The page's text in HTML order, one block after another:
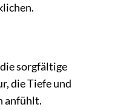
sorgfältige
die Tiefe und
anfühlt.